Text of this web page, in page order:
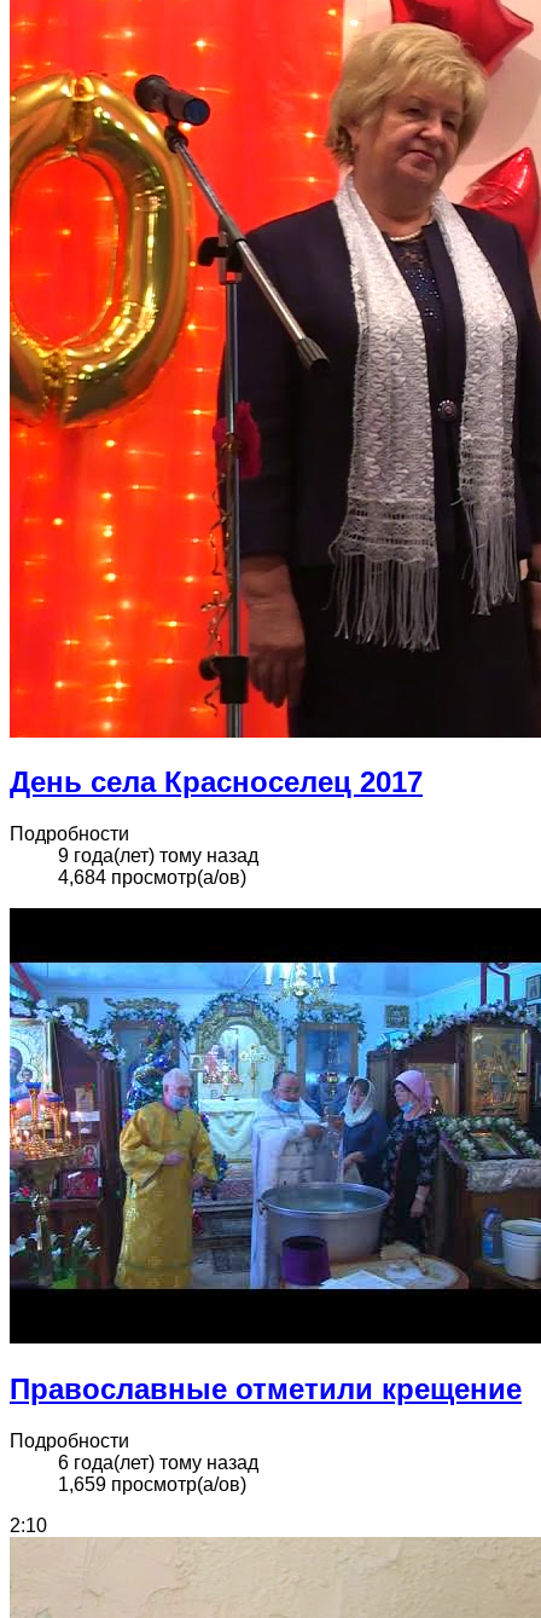
День села Красноселец 2017
Подробности
9 года(лет) тому назад
4,684 просмотр(а/ов)
Православные отметили крещение
Подробности
6 года(лет) тому назад
1,659 просмотр(а/ов)
2:10